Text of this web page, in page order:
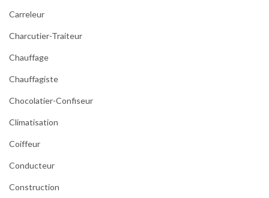
Carreleur
Charcutier-Traiteur
Chauffage
Chauffagiste
Chocolatier-Confiseur
Climatisation
Coiffeur
Conducteur
Construction